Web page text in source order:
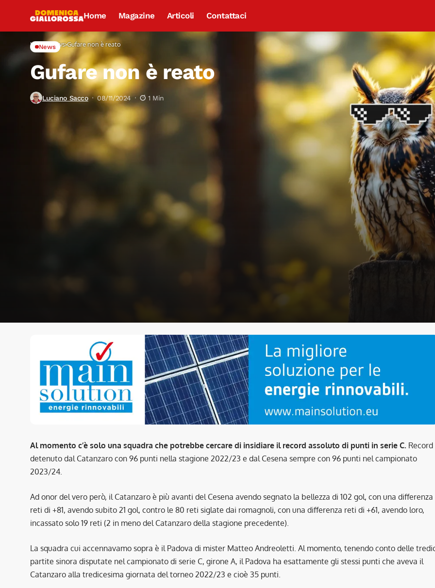
Home Magazine Articoli Contattaci
Home News Gufare non è reato
News
Gufare non è reato
Luciano Sacco 08/11/2024 1 Min
Al momento c’è solo una squadra che potrebbe cercare di insidiare il record assoluto di punti in serie C. Record
detenuto dal Catanzaro con 96 punti nella stagione 2022/23 e dal Cesena sempre con 96 punti nel campionato
2023/24.
Ad onor del vero però, il Catanzaro è più avanti del Cesena avendo segnato la bellezza di 102 gol, con una differenza
reti di +81, avendo subito 21 gol, contro le 80 reti siglate dai romagnoli, con una differenza reti di +61, avendo loro,
incassato solo 19 reti (2 in meno del Catanzaro della stagione precedente).
La squadra cui accennavamo sopra è il Padova di mister Matteo Andreoletti. Al momento, tenendo conto delle
partite sinora disputate nel campionato di serie C, girone A, il Padova ha esattamente gli stessi punti che aveva il
Catanzaro alla tredicesima giornata del torneo 2022/23 e cioè 35 punti.